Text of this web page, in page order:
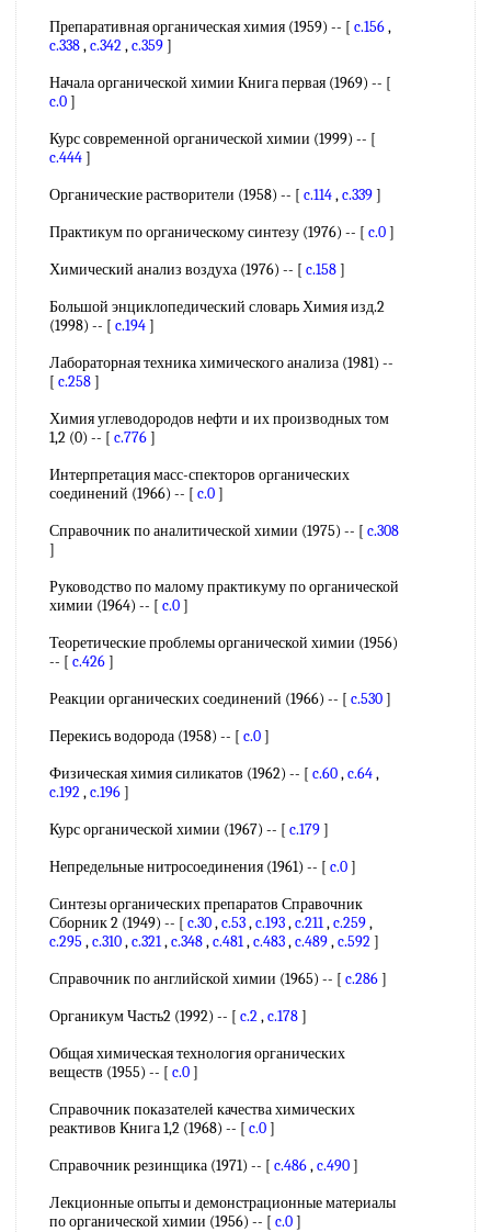
Препаративная органическая химия (1959) -- [ c.156,
c.338,c.342,c.359]
Начала органической химии Книга первая (1969) -- [
c.0]
Курс современной органической химии (1999) -- [
c.444]
Органические растворители (1958) -- [ c.114,c.339]
Практикум по органическому синтезу (1976) -- [ c.0]
Химический анализ воздуха (1976) -- [ c.158]
Большой энциклопедический словарь Химия изд.2
(1998) -- [ c.194]
Лабораторная техника химического анализа (1981) --
[ c.258]
Химия углеводородов нефти и их производных том
1,2 (0) -- [ c.776]
Интерпретация масс-спекторов органических
соединений (1966) -- [ c.0]
Справочник по аналитической химии (1975) -- [ c.308
]
Руководство по малому практикуму по органической
химии (1964) -- [ c.0]
Теоретические проблемы органической химии (1956)
-- [ c.426]
Реакции органических соединений (1966) -- [ c.530]
Перекись водорода (1958) -- [ c.0]
Физическая химия силикатов (1962) -- [ c.60,c.64,
c.192,c.196]
Курс органической химии (1967) -- [ c.179]
Непредельные нитросоединения (1961) -- [ c.0]
Синтезы органических препаратов Справочник
Сборник 2 (1949) -- [ c.30,c.53,c.193,c.211,c.259,
c.295 ,c.310,c.321,c.348,c.481,c.483,c.489,c.592]
Справочник по английской химии (1965) -- [ c.286]
Органикум Часть2 (1992) -- [ c.2,c.178]
Общая химическая технология органических
веществ (1955) -- [ c.0]
Справочник показателей качества химических
реактивов Книга 1,2 (1968) -- [ c.0]
Справочник резинщика (1971) -- [ c.486,c.490]
Лекционные опыты и демонстрационные материалы
по органической химии (1956) -- [ c.0]